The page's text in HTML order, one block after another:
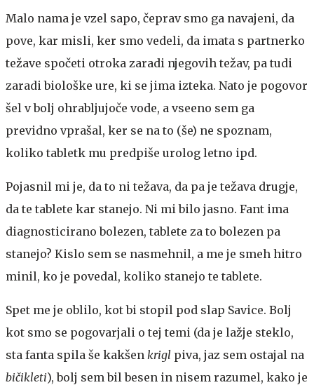
Malo nama je vzel sapo, čeprav smo ga navajeni, da
pove, kar misli, ker smo vedeli, da imata s partnerko
težave spočeti otroka zaradi njegovih težav, pa tudi
zaradi biološke ure, ki se jima izteka. Nato je pogovor
šel v bolj ohrabljujoče vode, a vseeno sem ga
previdno vprašal, ker se na to (še) ne spoznam,
koliko tabletk mu predpiše urolog letno ipd.
Pojasnil mi je, da to ni težava, da pa je težava drugje,
da te tablete kar stanejo. Ni mi bilo jasno. Fant ima
diagnosticirano bolezen, tablete za to bolezen pa
stanejo? Kislo sem se nasmehnil, a me je smeh hitro
minil, ko je povedal, koliko stanejo te tablete.
Spet me je oblilo, kot bi stopil pod slap Savice. Bolj
kot smo se pogovarjali o tej temi (da je lažje steklo,
sta fanta spila še kakšen krigl piva, jaz sem ostajal na
bičikleti), bolj sem bil besen in nisem razumel, kako je